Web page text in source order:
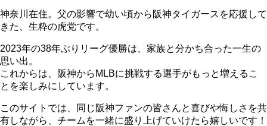
神奈川在住。父の影響で幼い頃から阪神タイガースを応援して
きた、生粋の虎党です。
2023年の38年ぶりリーグ優勝は、家族と分かち合った一生の
思い出。
これからは、阪神からMLBに挑戦する選手がもっと増えるこ
とを楽しみにしています。
このサイトでは、同じ阪神ファンの皆さんと喜びや悔しさを共
有しながら、チームを一緒に盛り上げていけたら嬉しいです！